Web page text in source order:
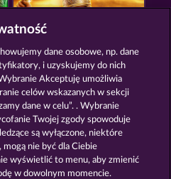
ROMAN LEGION
KING & QUEEN
dane osobowe, np. dane
i uzyskujemy do nich
Akceptuję umożliwia
celów wskazanych w sekcji
dane w celu”. . Wybranie
Twojej zgody spowoduje
są wyłączone, niektóre
nie być dla Ciebie
wyświetlić to menu, aby zmienić
w dowolnym momencie.